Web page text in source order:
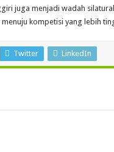
juga menjadi wadah
kompetisi yang lebih
Twitter LinkedIn